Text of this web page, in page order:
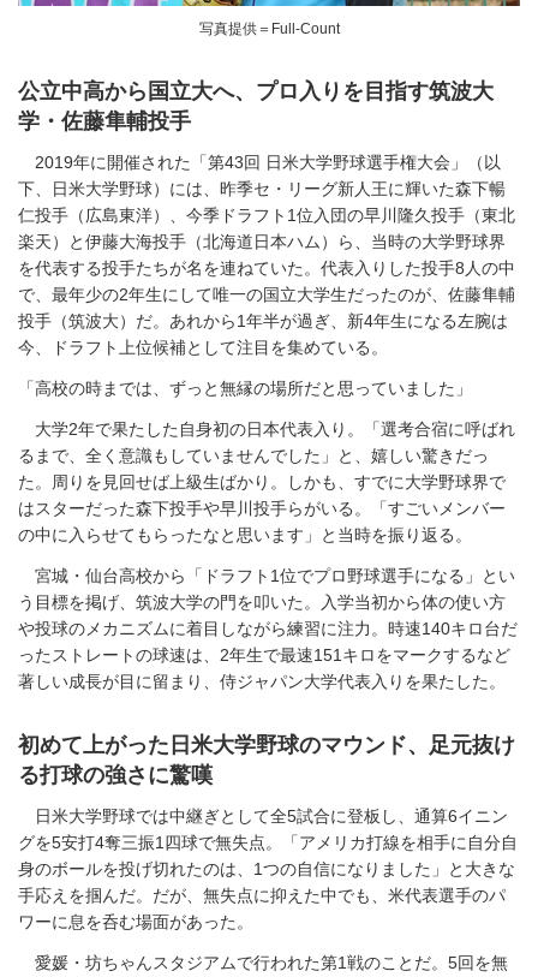
写真提供＝Full-Count
公立中高から国立大へ、プロ入りを目指す筑波大
学・佐藤隼輔投手
2019年に開催された「第43回 日米大学野球選手権大会」（以
下、日米大学野球）には、昨季セ・リーグ新人王に輝いた森下暢
仁投手（広島東洋）、今季ドラフト1位入団の早川隆久投手（東北
楽天）と伊藤大海投手（北海道日本ハム）ら、当時の大学野球界
を代表する投手たちが名を連ねていた。代表入りした投手8人の中
で、最年少の2年生にして唯一の国立大学生だったのが、佐藤隼輔
投手（筑波大）だ。あれから1年半が過ぎ、新4年生になる左腕は
今、ドラフト上位候補として注目を集めている。
「高校の時までは、ずっと無縁の場所だと思っていました」
大学2年で果たした自身初の日本代表入り。「選考合宿に呼ばれ
るまで、全く意識もしていませんでした」と、嬉しい驚きだっ
た。周りを見回せば上級生ばかり。しかも、すでに大学野球界で
はスターだった森下投手や早川投手らがいる。「すごいメンバー
の中に入らせてもらったなと思います」と当時を振り返る。
宮城・仙台高校から「ドラフト1位でプロ野球選手になる」とい
う目標を掲げ、筑波大学の門を叩いた。入学当初から体の使い方
や投球のメカニズムに着目しながら練習に注力。時速140キロ台だ
ったストレートの球速は、2年生で最速151キロをマークするなど
著しい成長が目に留まり、侍ジャパン大学代表入りを果たした。
初めて上がった日米大学野球のマウンド、足元抜け
る打球の強さに驚嘆
日米大学野球では中継ぎとして全5試合に登板し、通算6イニン
グを5安打4奪三振1四球で無失点。「アメリカ打線を相手に自分自
身のボールを投げ切れたのは、1つの自信になりました」と大きな
手応えを掴んだ。だが、無失点に抑えた中でも、米代表選手のパ
ワーに息を呑む場面があった。
愛媛・坊ちゃんスタジアムで行われた第1戦のことだ。5回を無